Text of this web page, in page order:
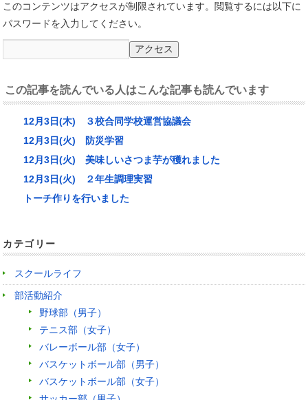
このコンテンツはアクセスが制限されています。閲覧するには以下に
パスワードを入力してください。
この記事を読んでいる人はこんな記事も読んでいます
12月3日(木) ３校合同学校運営協議会
12月3日(火) 防災学習
12月3日(火) 美味しいさつま芋が穫れました
12月3日(火) ２年生調理実習
トーチ作りを行いました
カテゴリー
スクールライフ
部活動紹介
野球部（男子）
テニス部（女子）
バレーボール部（女子）
バスケットボール部（男子）
バスケットボール部（女子）